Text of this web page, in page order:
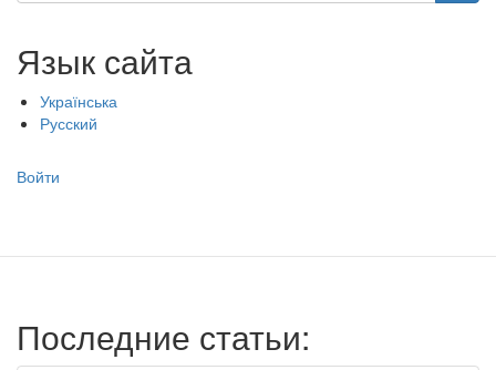
Язык сайта
Українська
Русский
Меню
записи
Войти
Последние статьи: